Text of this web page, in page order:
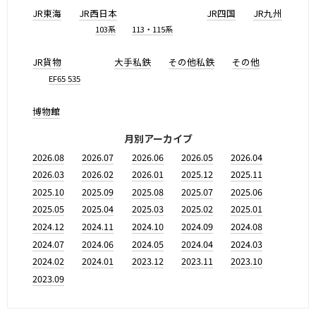
JR東海 JR西日本
103系 113・115系
JR四国 JR九州
JR貨物
EF65 535
大手私鉄 その他私鉄 その他
博物館
月別アーカイブ
2026.08 2026.07 2026.06 2026.05
2026.04
2026.03
2026.02 2026.01 2025.12
2025.11
2025.10
2025.09 2025.08 2025.07
2025.06
2025.05
2025.04 2025.03 2025.02
2025.01
2024.12
2024.11 2024.10 2024.09
2024.08
2024.07
2024.06 2024.05 2024.04
2024.03
2024.02
2024.01 2023.12 2023.11
2023.10
2023.09